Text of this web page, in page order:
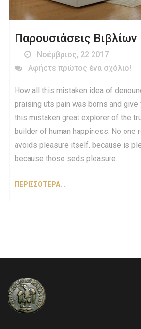
Παρουσιάσεις Βιβλίων
Νοέμβριος, 22 2017
Αφήστε πρώτος ένα σχόλιο!
How all this mistaken idea of
praising uts pain was borns and give
this mistaken great explorer of the
builder of human happiness. No one
avoids pleasure itself, because is
because those seds pleasure.
ΠΕΡΙΣΣΟΤΕΡΑ...